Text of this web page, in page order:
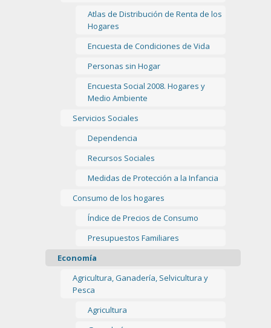
Atlas de Distribución de Renta de los
Hogares
Encuesta de Condiciones de Vida
Personas sin Hogar
Encuesta Social 2008. Hogares y
Medio Ambiente
Servicios Sociales
Dependencia
Recursos Sociales
Medidas de Protección a la Infancia
Consumo de los hogares
Índice de Precios de Consumo
Presupuestos Familiares
Economía
Agricultura, Ganadería, Selvicultura y
Pesca
Agricultura